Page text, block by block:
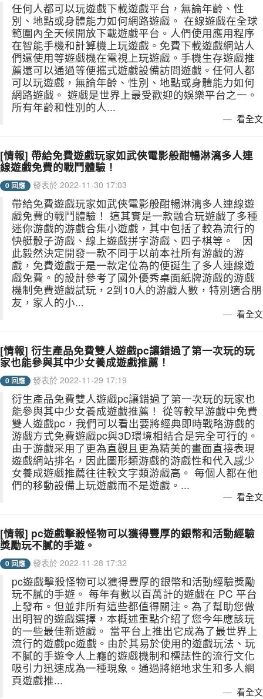
任何人都可以玩遊戲下載遊戲平台，無論年齡、性
別、地點或身體能力如何網路遊戲。 在線遊戲在全球
範圍內全天候開放下載遊戲平台。人們使用應用程序
在智能手機和計算機上玩遊戲。免費下載遊戲網站人
們還使用等遊戲機在電視上玩遊戲。手機生存遊戲推
薦還可以通過等便攜式遊戲設備訪問遊戲。任何人都
可以玩遊戲，無論年齡、性別、地點或身體能力如何
網路遊戲。 遊戲是世界上最受歡迎的娛樂平台之一。
所有年齡和性別的人...
看全文
[情報] 帶給免費遊戲玩家如武俠電影般酣暢淋漓多人連
線遊戲免費的戰鬥體驗！
0 回應 發表於 2022-11-30 17:03
帶給免費遊戲玩家如武俠電影般酣暢淋漓多人連線遊
戲免費的戰鬥體驗！ 這其實是一款融合玩遊戲了多種
迷你游戲的游戲合集小遊戲，其中包括了較為流行的
快艇骰子游戲、線上遊戲拼字游戲、四子棋等。 因
此毅然決定開發一款不同于以前本社所有游戲的游
戲，免費遊戲于是一款定位為的便誕生了多人連線遊
戲免費。的設計參考了國外優秀桌面紙牌游戲的游戲
機制免費遊戲試玩，2到10人的游戲人數，特別適合朋
友，家人的小...
看全文
[情報] 衍生產品免費雙人遊戲pc讓錯過了第一次玩的玩
家也能參與其中少女養成遊戲推薦！
0 回應 發表於 2022-11-29 17:19
衍生產品免費雙人遊戲pc讓錯過了第一次玩的玩家也
能參與其中少女養成遊戲推薦！ 從等較早游戲中免費
雙人遊戲pc，我們可以看出要將經典即時戰略游戲的
游戲方式免費遊戲pc與3D環境相結合是完全可行的。
由于游戲采用了更為直觀且更為精美的畫面直接表現
遊戲網站排名，因此圖形類游戲的游戲性和代入感少
女養成遊戲推薦往往較文字類游戲高。 每個人都在他
們的移動設備上玩遊戲而不是遊戲。...
看全文
[情報] pc遊戲擊殺怪物可以獲得豐厚的銀幣和活動經驗
獎勵玩不膩的手遊。
0 回應 發表於 2022-11-28 17:32
pc遊戲擊殺怪物可以獲得豐厚的銀幣和活動經驗獎勵
玩不膩的手遊。 每年有數以百萬計的遊戲在 PC 平台
上發布。但並非所有這些都值得關注。為了幫助您做
出明智的遊戲選擇，本概述重點介紹了您今年應該玩
的一些最佳新遊戲。 當平台上推出它成為了最世界上
流行的遊戲pc遊戲。由於其易於使用的遊戲玩法、玩
不膩的手遊令人上癮的遊戲機制和標誌性的流行文化
吸引力迅速成為一種現象。通過將絕地求生和多人網
頁遊戲推...
看全文